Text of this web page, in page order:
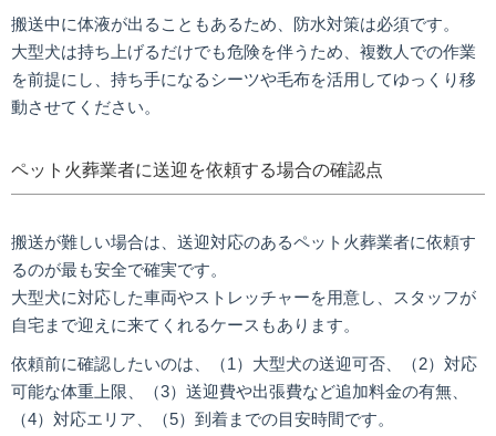
搬送中に体液が出ることもあるため、防水対策は必須です。
大型犬は持ち上げるだけでも危険を伴うため、複数人での作業
を前提にし、持ち手になるシーツや毛布を活用してゆっくり移
動させてください。
ペット火葬業者に送迎を依頼する場合の確認点
搬送が難しい場合は、送迎対応のあるペット火葬業者に依頼す
るのが最も安全で確実です。
大型犬に対応した車両やストレッチャーを用意し、スタッフが
自宅まで迎えに来てくれるケースもあります。
依頼前に確認したいのは、（1）大型犬の送迎可否、（2）対応
可能な体重上限、（3）送迎費や出張費など追加料金の有無、
（4）対応エリア、（5）到着までの目安時間です。